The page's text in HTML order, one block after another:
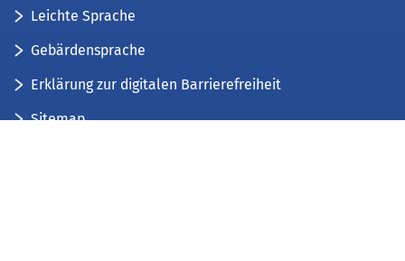
Leichte Sprache
Gebärdensprache
Erklärung zur digitalen Barrierefreiheit
Sitemap